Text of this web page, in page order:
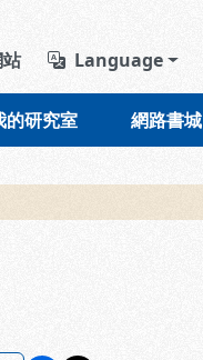
Language
的研究室 網路書城